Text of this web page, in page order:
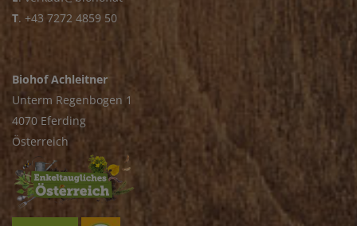
T. +43 7272 4859 50
Biohof Achleitner
Unterm Regenbogen 1
4070 Eferding
Österreich